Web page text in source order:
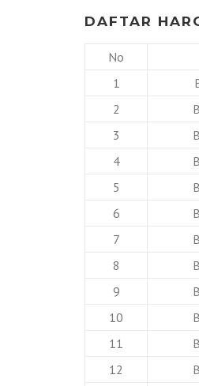
DAFTAR
No
1
2
3
4
5
6
7
8
9
10
11
12